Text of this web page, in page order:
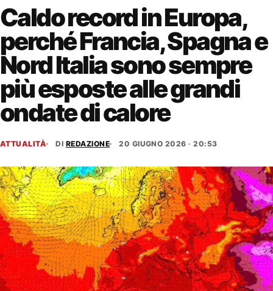
Caldo record in Europa,
perché Francia, Spagna e
Nord Italia sono sempre
più esposte alle grandi
ondate di calore
ATTUALITÀ DI REDAZIONE 20 GIUGNO 2026 · 20:53